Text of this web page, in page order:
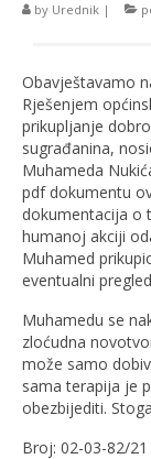
by Urednik |
Obavještavamo
Rješenjem
prikupljanje
sugrađanina,
Muhameda
pdf dokumentu
dokumentacija o
humanoj akciji
Muhamed
eventualni
Muhamedu se
zloćudna
može samo
sama terapija je
obezbijediti.
Broj: 02-03-82/21